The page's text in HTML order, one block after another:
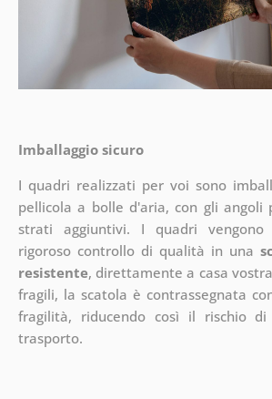
Imballaggio sicuro
I quadri realizzati per voi sono
pellicola a bolle d'aria, con gli angoli
strati aggiuntivi. I quadri
rigoroso controllo di qualità in una
resistente, direttamente a casa
fragili, la scatola è contrassegnata
fragilità, riducendo così il rischio
trasporto.